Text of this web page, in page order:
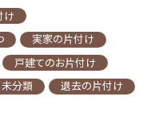
け
実家の片付け
戸建てのお片付け
未分類
退去の片付け